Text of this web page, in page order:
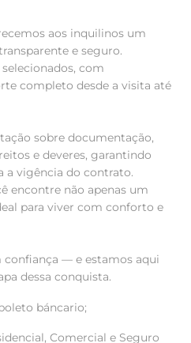
aos inquilinos um
e seguro.
com
completo desde a visita até
sobre documentação,
e deveres, garantindo
a vigência do contrato.
encontre não apenas um
para viver com conforto e
confiança — e estamos aqui
dessa conquista.
báncario;
Comercial e Seguro